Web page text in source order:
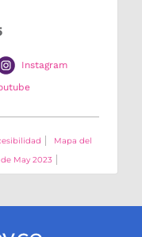
Instagram
Mapa del
May 2023